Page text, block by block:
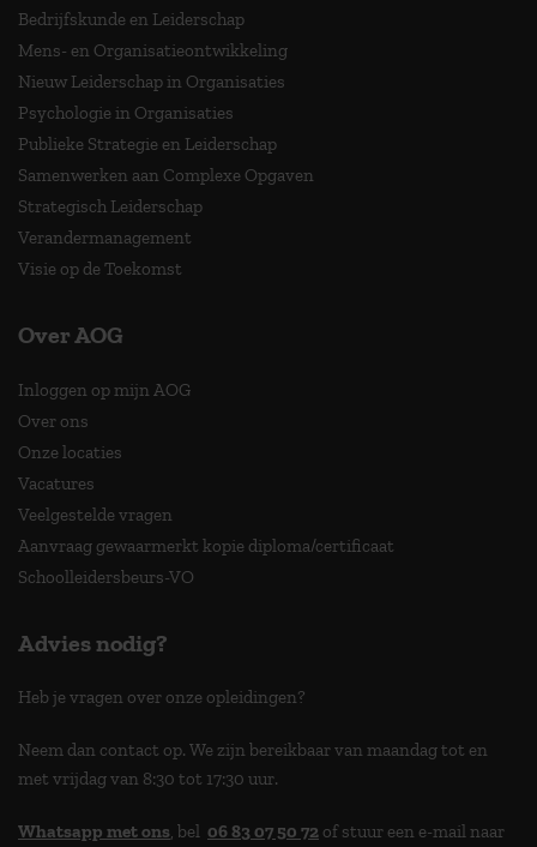
Bedrijfskunde en Leiderschap
Mens- en Organisatieontwikkeling
Nieuw Leiderschap in Organisaties
Psychologie in Organisaties
Publieke Strategie en Leiderschap
Samenwerken aan Complexe Opgaven
Strategisch Leiderschap
Verandermanagement
Visie op de Toekomst
Over AOG
Inloggen op mijn AOG
Over ons
Onze locaties
Vacatures
Veelgestelde vragen
Aanvraag gewaarmerkt kopie diploma/certificaat
Schoolleidersbeurs-VO
Advies nodig?
Heb je vragen over onze opleidingen?
Neem dan contact op. We zijn bereikbaar van maandag tot en
met vrijdag van 8:30 tot 17:30 uur.
Whatsapp met ons, bel 06 83 07 50 72 of stuur een e-mail naar